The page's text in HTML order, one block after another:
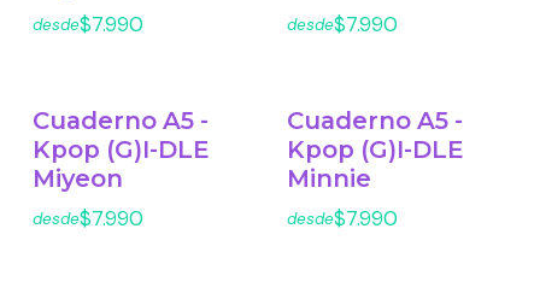
desde$7.990 desde$7.990
Cuaderno A5 -
Kpop (G)I-DLE
Miyeon
desde$7.990
Cuaderno A5 -
Kpop (G)I-DLE
Minnie
desde$7.990